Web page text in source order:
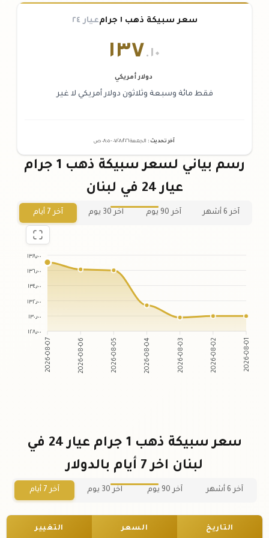
سعر سبيكة ذهب ١ جرام عيار ٢٤
١٣٧ .١٠
دولار أمريكي
فقط مائة وسبعة وثلاثون دولار أمريكي لا غير
آخر تحديث : الجمعة ٠٧ /٠٨/٢٠٢٦ - ٠٨:٠٥ ص
رسم بياني لسعر سبيكة ذهب 1 جرام
عيار 24 في لبنان
آخر 6 أشهر آخر 90 يوم آخر 30 يوم آخر 7 أيام
١٣٨٫٠٠
١٣٦٫٠٠
١٣٤٫٠٠
١٣٢٫٠٠
١٣٠٫٠٠
١٢٨٫٠٠
2026-08-07 2026-08-06 2026-08-05 2026-08-04 2026-08-03 2026-08-02 2026-08-01
سعر سبيكة ذهب 1 جرام عيار 24 في
لبنان اخر 7 أيام بالدولار
آخر 6 أشهر آخر 90 يوم آخر 30 يوم آخر 7 أيام
التاريخ السعر التغيير